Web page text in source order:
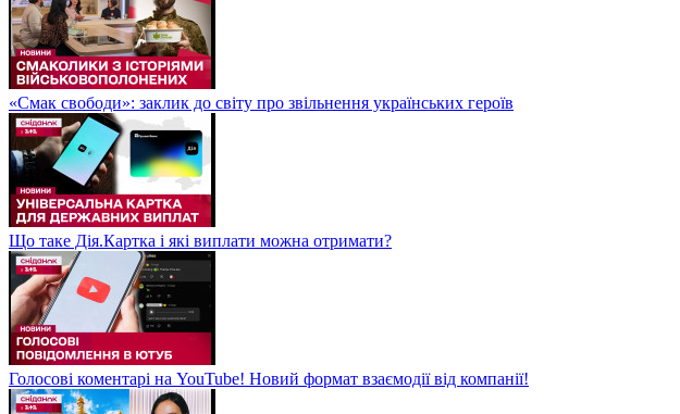
«Смак свободи»: заклик до світу про звільнення українських героїв
Що таке Дія.Картка і які виплати можна отримати?
Голосові коментарі на YouTube! Новий формат взаємодії від компанії!